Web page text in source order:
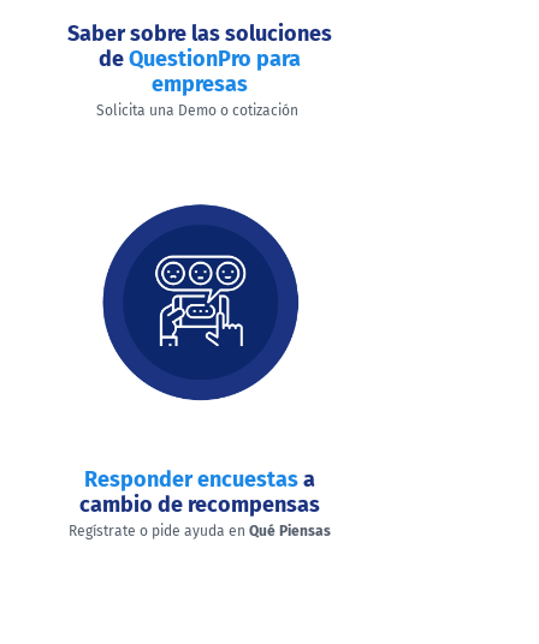
Saber sobre las soluciones
deQuestionPro para
empresas
Solicita una Demo o cotización
Responder encuestasa
cambio de recompensas
Regístrate o pide ayuda en Qué Piensas